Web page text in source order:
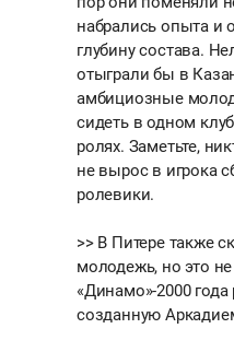
набрались опыта и
глубину состава.
отыграли бы в
амбициозные
сидеть в одном
ролях. Заметьте,
не вырос в игрока
ролевики.
>> В Питере также
молодежь, но это
«Динамо»-2000
созданную